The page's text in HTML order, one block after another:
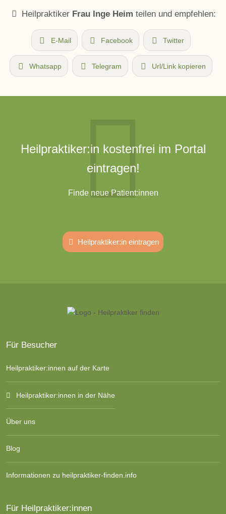
Heilpraktiker Frau Inge Heim teilen und empfehlen:
E-Mail Facebook Twitter
Whatsapp Telegram Url/Link kopieren
Heilpraktiker:in kostenfrei im Portal
eintragen!
Finde neue Patient:innen
Heilpraktiker:in eintragen
Für Besucher
Heilpraktiker:innen auf der Karte
Heilpraktiker:innen in der Nähe
Über uns
Blog
Informationen zu heilpraktiker-finden.info
Für Heilpraktiker:innen